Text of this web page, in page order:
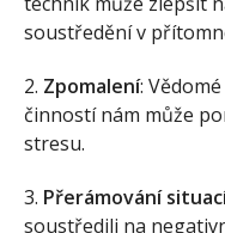
soustředění v
2. Zpomalení:
činností nám může
stresu.
3. Přerámování
soustředili na